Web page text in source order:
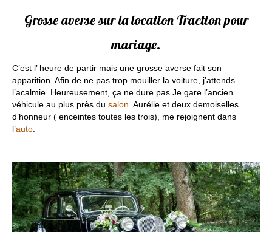
Grosse averse sur la location Traction pour
mariage.
C’est l’ heure de partir mais une grosse averse fait son
apparition. Afin de ne pas trop mouiller la voiture, j’attends
l’acalmie. Heureusement, ça ne dure pas.Je gare l’ancien
véhicule au plus près du salon . Aurélie et deux demoiselles
d’honneur ( enceintes toutes les trois), me rejoignent dans
l’auto